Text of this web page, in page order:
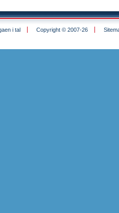
i tal Copyright © 2007-26